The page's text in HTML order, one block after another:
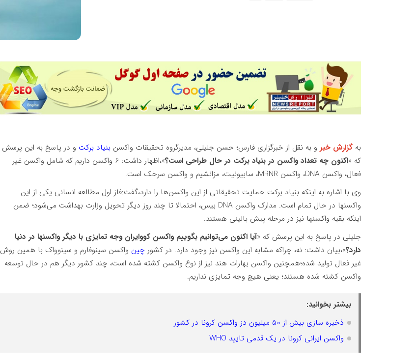
بهگزارش خبر و به نقل از خبرگزاری فارس؛ حسن جلیلی، مدیرگروه تحقیقات واکسنبنیاد برکت و در پاسخ به این پرسش
که «اکنون چه تعداد واکسن در بنیاد برکت در حال طراحی است؟
»،اظهار داشت: 6 واکسن داریم که شامل واکسن غیر
فعال، واکسن DNA، واکسن MRNR، سابیونیت، مزانشیم و واکسن سرخک است.
وی با اشاره به اینکه بنیاد برکت حمایت تحقیقاتی از این واکسن‌ها را دارد،گفت:فاز اول مطالعه انسانی یکی از این
واکسنها در حال تمام است. مدارک واکسن DNA بیس، احتمالا تا چند روز دیگر تحویل وزارت بهداشت می‌شود؛ ضمن
اینکه بقیه واکسنها نیز در مرحله پیش بالینی هستند.
جلیلی در پاسخ به این پرسش که «آیا اکنون می‌توانیم بگوییم واکسن کووایران وجه تمایزی با دیگر واکسنها در دنیا
دارد؟»،بیان داشت: نه، چراکه مشابه این واکسن نیز وجود دارد. در کشور چین واکسن سینوفارم و سینوواک با همین روش
غیر فعال تولید شده؛همچنین واکسن بهارات هند نیز از نوع واکسن کشته شده است، چند کشور دیگر هم در حال توسعه
واکسن کشته شده هستند؛ یعنی هیچ وجه تمایزی نداریم.
بیشتر بخوانید:
ذخیره سازی بیش از ۵۰ میلیون دز واکسن کرونا در کشور
واکسن ایرانی کرونا در یک قدمی تایید WHO